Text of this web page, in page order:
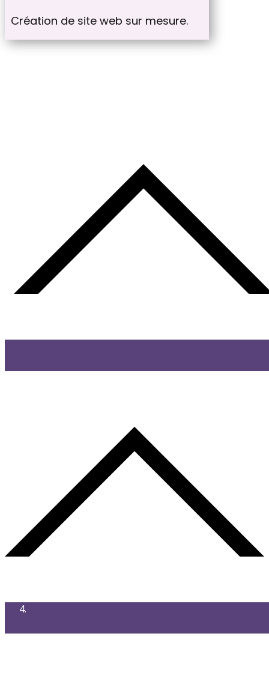
Création de site web sur mesure.